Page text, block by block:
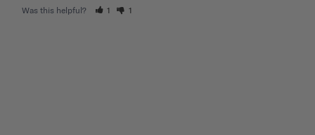
Was this helpful? 1 1